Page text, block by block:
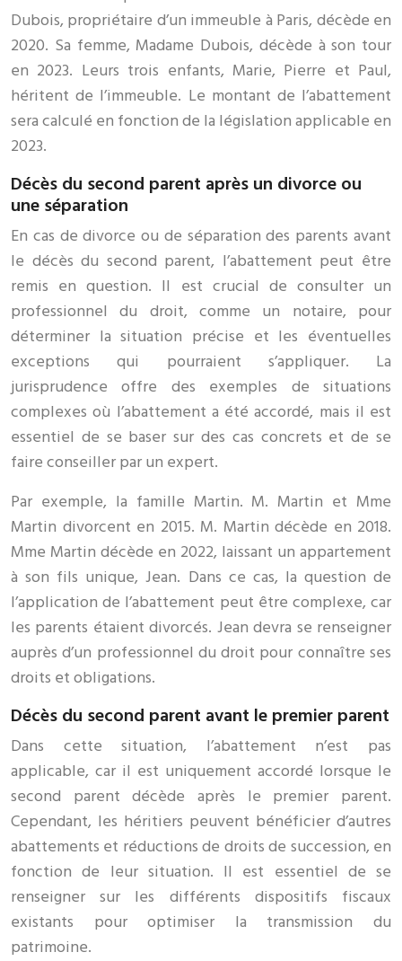
Dubois, propriétaire d’un immeuble à Paris, décède en
2020. Sa femme, Madame Dubois, décède à son tour
en 2023. Leurs trois enfants, Marie, Pierre et Paul,
héritent de l’immeuble. Le montant de l’abattement
sera calculé en fonction de la législation applicable en
2023.
Décès du second parent après un divorce ou
une séparation
En cas de divorce ou de séparation des parents avant
le décès du second parent, l’abattement peut être
remis en question. Il est crucial de consulter un
professionnel du droit, comme un notaire, pour
déterminer la situation précise et les éventuelles
exceptions qui pourraient s’appliquer. La
jurisprudence offre des exemples de situations
complexes où l’abattement a été accordé, mais il est
essentiel de se baser sur des cas concrets et de se
faire conseiller par un expert.
Par exemple, la famille Martin. M. Martin et Mme
Martin divorcent en 2015. M. Martin décède en 2018.
Mme Martin décède en 2022, laissant un appartement
à son fils unique, Jean. Dans ce cas, la question de
l’application de l’abattement peut être complexe, car
les parents étaient divorcés. Jean devra se renseigner
auprès d’un professionnel du droit pour connaître ses
droits et obligations.
Décès du second parent avant le premier parent
Dans cette situation, l’abattement n’est pas
applicable, car il est uniquement accordé lorsque le
second parent décède après le premier parent.
Cependant, les héritiers peuvent bénéficier d’autres
abattements et réductions de droits de succession, en
fonction de leur situation. Il est essentiel de se
renseigner sur les différents dispositifs fiscaux
existants pour optimiser la transmission du
patrimoine.